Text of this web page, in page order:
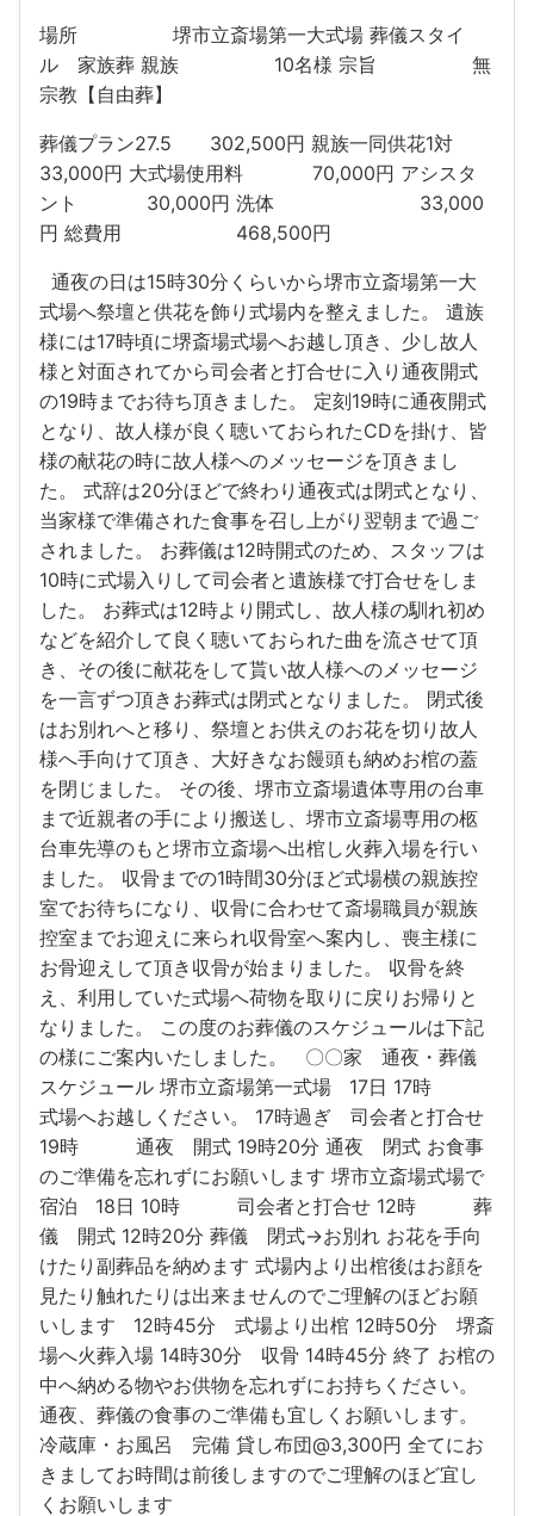
場所 堺市立斎場第一大式場 葬儀スタイ
ル 家族葬 親族 10名様 宗旨 無
宗教【自由葬】
葬儀プラン27.5 302,500円 親族一同供花1対
33,000円 大式場使用料 70,000円 アシスタ
ント 30,000円 洗体 33,000
円 総費用 468,500円
通夜の日は15時30分くらいから堺市立斎場第一大
式場へ祭壇と供花を飾り式場内を整えました。 遺族
様には17時頃に堺斎場式場へお越し頂き、少し故人
様と対面されてから司会者と打合せに入り通夜開式
の19時までお待ち頂きました。 定刻19時に通夜開式
となり、故人様が良く聴いておられたCDを掛け、皆
様の献花の時に故人様へのメッセージを頂きまし
た。 式辞は20分ほどで終わり通夜式は閉式となり、
当家様で準備された食事を召し上がり翌朝まで過ご
されました。 お葬儀は12時開式のため、スタッフは
10時に式場入りして司会者と遺族様で打合せをしま
した。 お葬式は12時より開式し、故人様の馴れ初め
などを紹介して良く聴いておられた曲を流させて頂
き、その後に献花をして貰い故人様へのメッセージ
を一言ずつ頂きお葬式は閉式となりました。 閉式後
はお別れへと移り、祭壇とお供えのお花を切り故人
様へ手向けて頂き、大好きなお饅頭も納めお棺の蓋
を閉じました。 その後、堺市立斎場遺体専用の台車
まで近親者の手により搬送し、堺市立斎場専用の柩
台車先導のもと堺市立斎場へ出棺し火葬入場を行い
ました。 収骨までの1時間30分ほど式場横の親族控
室でお待ちになり、収骨に合わせて斎場職員が親族
控室までお迎えに来られ収骨室へ案内し、喪主様に
お骨迎えして頂き収骨が始まりました。 収骨を終
え、利用していた式場へ荷物を取りに戻りお帰りと
なりました。 この度のお葬儀のスケジュールは下記
の様にご案内いたしました。 〇〇家 通夜・葬儀
スケジュール 堺市立斎場第一式場 17日 17時
式場へお越しください。 17時過ぎ 司会者と打合せ
19時 通夜 開式 19時20分 通夜 閉式 お食事
のご準備を忘れずにお願いします 堺市立斎場式場で
宿泊 18日 10時 司会者と打合せ 12時 葬
儀 開式 12時20分 葬儀 閉式→お別れ お花を手向
けたり副葬品を納めます 式場内より出棺後はお顔を
見たり触れたりは出来ませんのでご理解のほどお願
いします 12時45分 式場より出棺 12時50分 堺斎
場へ火葬入場 14時30分 収骨 14時45分 終了 お棺の
中へ納める物やお供物を忘れずにお持ちください。
通夜、葬儀の食事のご準備も宜しくお願いします。
冷蔵庫・お風呂 完備 貸し布団@3,300円 全てにお
きましてお時間は前後しますのでご理解のほど宜し
くお願いします